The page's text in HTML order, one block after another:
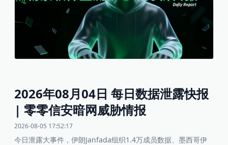
2026年08月04日 每日数据泄露快报
| 零零信安暗网威胁情报
2026-08-05 17:52:17
今日泄露大事件，伊朗Janfada组织1.4万成员数据、墨西哥伊